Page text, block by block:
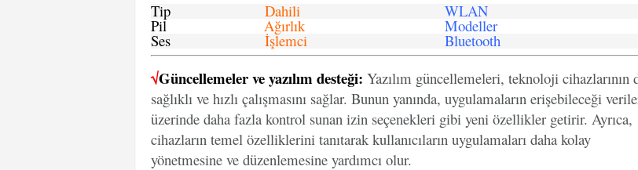
Tip Dahili WLAN
Pil Ağırlık Modeller
Ses İşlemci Bluetooth
√Güncellemeler ve yazılım desteği: Yazılım güncellemeleri, teknoloji cihazlarının
sağlıklı ve hızlı çalışmasını sağlar. Bunun yanında, uygulamaların erişebileceği
üzerinde daha fazla kontrol sunan izin seçenekleri gibi yeni özellikler getirir. Ayrıca,
cihazların temel özelliklerini tanıtarak kullanıcıların uygulamaları daha kolay
yönetmesine ve düzenlemesine yardımcı olur.